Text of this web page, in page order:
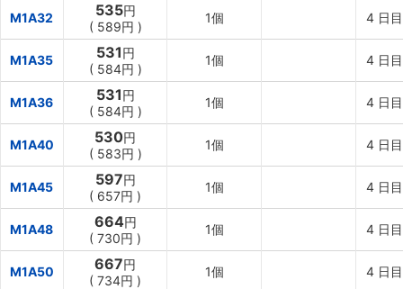
M1A32 535円
( 589円 )
1個 4日目
M1A35 531円
( 584円 )
1個 4日目
M1A36 531円
( 584円 )
1個 4日目
M1A40 530円
( 583円 )
1個 4日目
M1A45 597円
( 657円 )
1個 4日目
M1A48 664円
( 730円 )
1個 4日目
M1A50 667円
( 734円 )
1個 4日目